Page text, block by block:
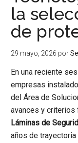
la
de
29 mayo, 2026 por
En una reciente
empresas
del Área de
avances y criterios
Láminas de
años de